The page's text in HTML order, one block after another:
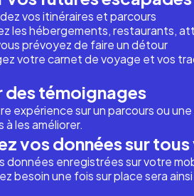
vos itinéraires et parcours
les hébergements, restaurants,
prévoyez de faire un détour
votre carnet de voyage et vos
des témoignages
expérience sur un parcours ou
les améliorer.
vos données sur
données enregistrées sur votre
besoin une fois sur place sera